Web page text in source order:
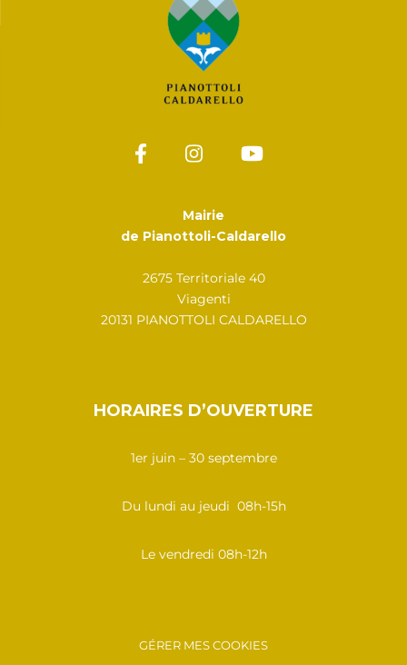
Mairie
de Pianottoli-Caldarello
2675 Territoriale 40
Viagenti
20131 PIANOTTOLI CALDARELLO
HORAIRES D’OUVERTURE
1er juin – 30 septembre
Du lundi au jeudi 08h-15h
Le vendredi 08h-12h
GÉRER MES COOKIES